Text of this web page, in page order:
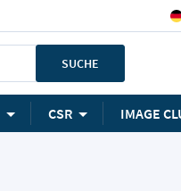
SUCHE
CSR IMAGE